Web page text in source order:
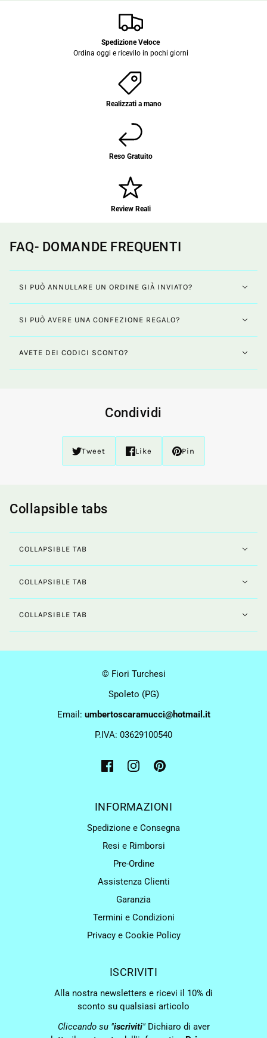
Spedizione Veloce
Ordina oggi e ricevilo in pochi giorni
Realizzati a mano
Reso Gratuito
Review Reali
FAQ- DOMANDE FREQUENTI
SI PUÒ ANNULLARE UN ORDINE GIÀ INVIATO?
SI PUÒ AVERE UNA CONFEZIONE REGALO?
AVETE DEI CODICI SCONTO?
Condividi
Tweet Like Pin
Collapsible tabs
COLLAPSIBLE TAB
COLLAPSIBLE TAB
COLLAPSIBLE TAB
© Fiori Turchesi
Spoleto (PG)
Email: umbertoscaramucci@hotmail.it
P.IVA: 03629100540
INFORMAZIONI
Spedizione e Consegna
Resi e Rimborsi
Pre-Ordine
Assistenza Clienti
Garanzia
Termini e Condizioni
Privacy e Cookie Policy
ISCRIVITI
Alla nostra newsletters e ricevi il 10% di
sconto su qualsiasi articolo
Cliccando su "iscriviti" Dichiaro di aver